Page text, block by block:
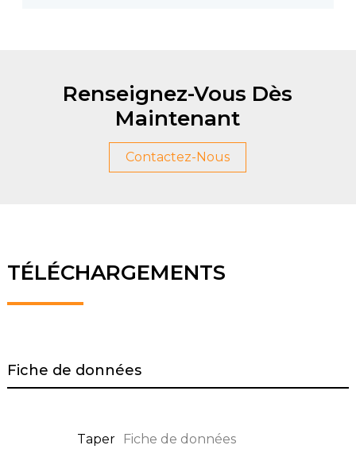
Renseignez-Vous Dès
Maintenant
Contactez-Nous
TÉLÉCHARGEMENTS
Fiche de données
Taper
Fiche de données